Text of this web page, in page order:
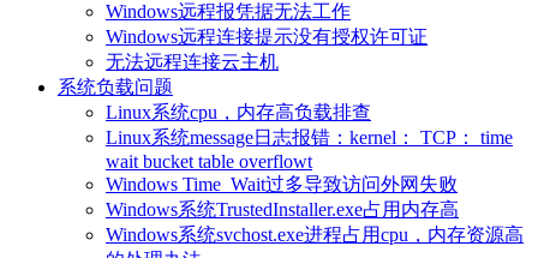
Windows远程报凭据无法工作
Windows远程连接提示没有授权许可证
无法远程连接云主机
系统负载问题
Linux系统cpu，内存高负载排查
Linux系统message日志报错：kernel： TCP： time
wait bucket table overflowt
Windows Time_Wait过多导致访问外网失败
Windows系统TrustedInstaller.exe占用内存高
Windows系统svchost.exe进程占用cpu，内存资源高